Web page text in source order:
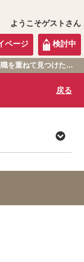
ようこそゲストさん
ページ 検討中
当に働きやすい職場』とは？
戻る